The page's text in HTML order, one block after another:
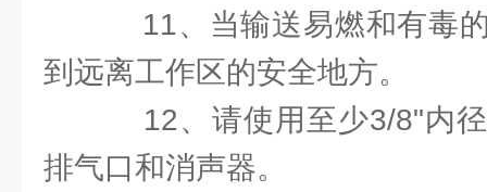
11、当输送易燃和有毒
到远离工作区的安全地方。
12、请使用至少3/8"内
排气口和消声器。